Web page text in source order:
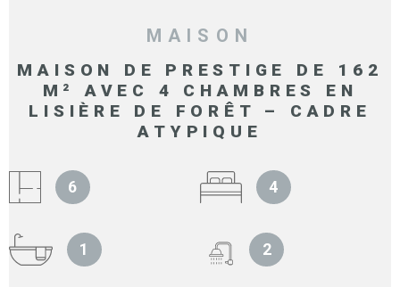
MAISON
MAISON DE PRESTIGE DE 162
M² AVEC 4 CHAMBRES EN
LISIÈRE DE FORÊT – CADRE
ATYPIQUE
6 4
1 2